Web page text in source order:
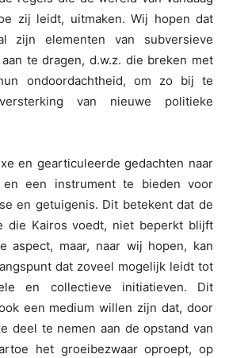
zij leidt, uitmaken. Wij hopen dat
zijn elementen van subversieve
te dragen, d.w.z. die breken met
ondoordachtheid, om zo bij te
van nieuwe politieke
en gearticuleerde gedachten naar
een instrument te bieden voor
en getuigenis. Dit betekent dat de
die Kairos voedt, niet beperkt blijft
aspect, maar, naar wij hopen, kan
dat zoveel mogelijk leidt tot
en collectieve initiatieven. Dit
een medium willen zijn dat, door
deel te nemen aan de opstand van
het groeibezwaar oproept, op